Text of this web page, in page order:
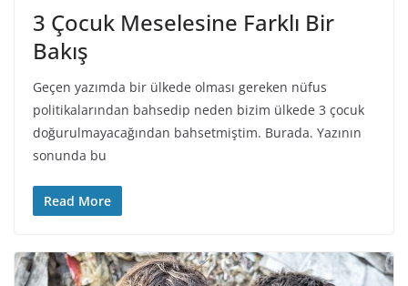
3 Çocuk Meselesine Farklı Bir
Bakış
Geçen yazımda bir ülkede olması gereken nüfus
politikalarından bahsedip neden bizim ülkede 3 çocuk
doğurulmayacağından bahsetmiştim. Burada. Yazının
sonunda bu
Read More